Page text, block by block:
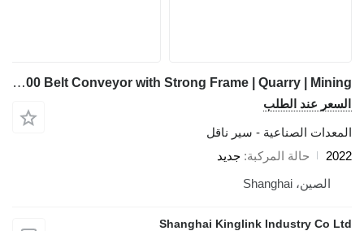
Kinglink B500 Belt Conveyor with Strong Frame | Quarry | Mining
السعر عند الطلب
المعدات الصناعية - سير ناقل
2022
حالة المركبة جديد
الصين، Shanghai
Shanghai Kinglink Industry Co Ltd